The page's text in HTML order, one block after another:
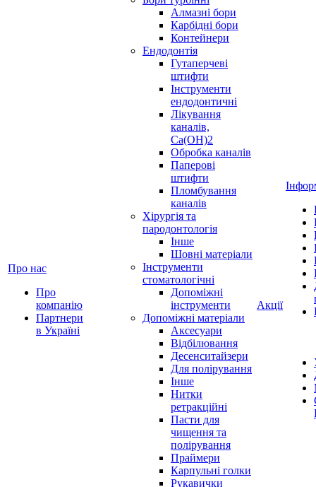
Про нас
Про
компанію
Партнери
в Україні
Алмазні бори
Карбідні бори
Контейнери
Ендодонтія
Гутаперчеві
штифти
Інструменти
ендодонтичні
Лікування
каналів,
Ca(OH)2
Обробка каналів
Паперові
штифти
Пломбування
каналів
Хірургія та
пародонтологія
Інше
Шовні матеріали
Інструменти
стоматологічні
Допоміжні
інструменти
Допоміжні матеріали
Аксесуари
Відбілювання
Десенситайзери
Для полірування
Інше
Нитки
ретракційні
Пасти для
чищення та
полірування
Праймери
Карпульні голки
Рукавички
Акції